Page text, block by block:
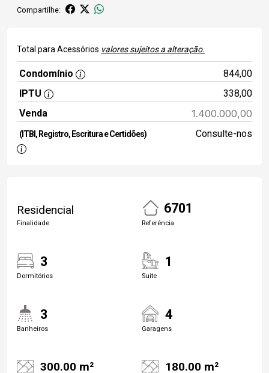
Compartilhe:
Total para Acessórios valores sujeitos a alteração.
Condomínio
844,00
IPTU
338,00
Venda
1.400.000,00
(ITBI, Registro, Escritura e Certidões) Consulte-nos
Residencial
Finalidade
6701
Referência
3
Dormitórios
1
Suite
3
Banheiros
4
Garagens
300.00 m² 180.00 m²